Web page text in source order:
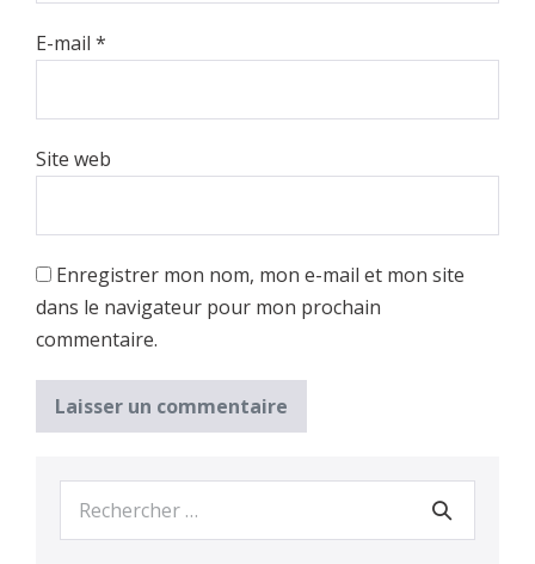
E-mail *
Site web
Enregistrer mon nom, mon e-mail et mon site
dans le navigateur pour mon prochain
commentaire.
pour :